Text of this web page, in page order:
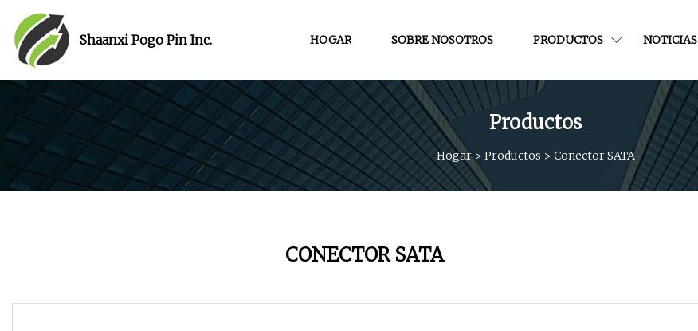
Shaanxi Pogo Pin Inc. HOGAR SOBRE NOSOTROS PRODUCTOS NOTICIAS
Productos
Hogar> Productos > Conector SATA
CONECTOR SATA